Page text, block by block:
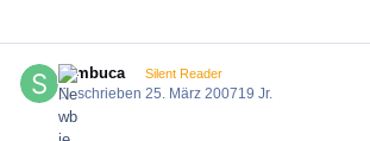
sambuca Silent Reader
Geschrieben25. März 200719 Jr.